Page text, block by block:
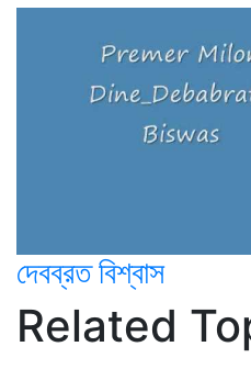
দেবব্রত বিশ্বাস
Related